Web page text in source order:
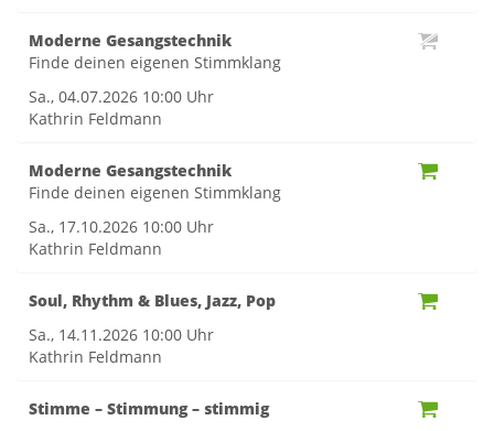
Moderne Gesangstechnik
Finde deinen eigenen Stimmklang
Sa., 04.07.2026 10:00 Uhr
Kathrin Feldmann
Moderne Gesangstechnik
Finde deinen eigenen Stimmklang
Sa., 17.10.2026 10:00 Uhr
Kathrin Feldmann
Soul, Rhythm & Blues, Jazz, Pop
Sa., 14.11.2026 10:00 Uhr
Kathrin Feldmann
Stimme – Stimmung – stimmig